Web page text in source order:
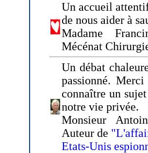
Un accueil
de nous aider à
Madame
Mécénat
Un débat
passionné.
connaître un
notre vie privée.
Monsieur
Auteur de
Etats-Unis